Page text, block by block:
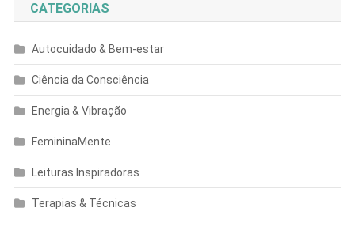
CATEGORIAS
Autocuidado & Bem-estar
Ciência da Consciência
Energia & Vibração
FemininaMente
Leituras Inspiradoras
Terapias & Técnicas